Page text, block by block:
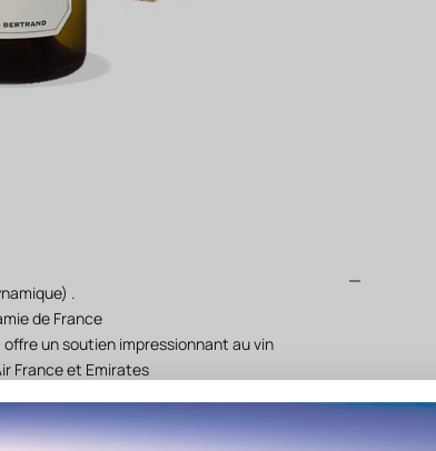
.
de France
un soutien impressionnant au vin
France et Emirates